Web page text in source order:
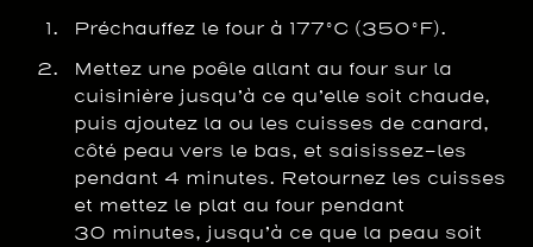
Préchauffez le four à 177°C (350°F).
Mettez une poêle allant au four sur la
cuisinière jusqu’à ce qu’elle soit chaude,
puis ajoutez la ou les cuisses de canard,
côté peau vers le bas, et saisissez-les
pendant 4 minutes. Retournez les cuisses
et mettez le plat au four pendant
30 minutes, jusqu’à ce que la peau soit